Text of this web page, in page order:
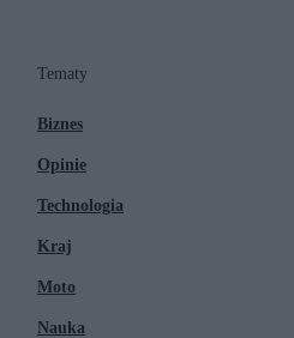
Tematy
Biznes
Opinie
Technologia
Kraj
Moto
Nauka